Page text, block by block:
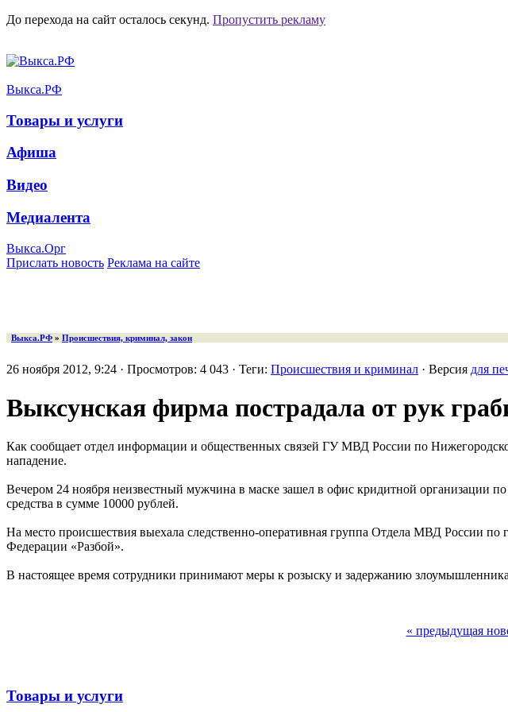
До перехода на сайт осталось секунд. Пропустить рекламу
Выкса.РФ
Товары и услуги
Афиша
Видео
Медиалента
Выкса.Орг
Прислать новость Реклама на сайте
Выкса.РФ » Происшествия, криминал, закон
26 ноября 2012, 9:24 · Просмотров: 4 043 · Теги: Происшествия и криминал · Версия для
Выксунская фирма пострадала от рук
Как сообщает отдел информации и общественных связей ГУ МВД России по
нападение.
Вечером 24 ноября неизвестный мужчина в маске зашел в офис кридитной
средства в сумме 10000 рублей.
На место происшествия выехала следственно-оперативная группа Отдела МВД России по
Федерации «Разбой».
В настоящее время сотрудники принимают меры к розыску и задержанию
« предыдущая
Товары и услуги